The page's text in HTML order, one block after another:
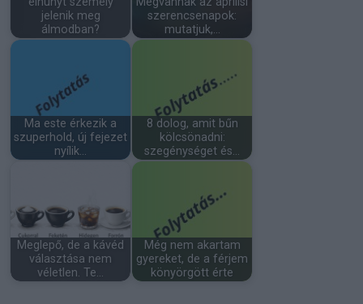
jelenik meg
álmodban?
szerencsenapok:
mutatjuk,…
Ma este érkezik a
szuperhold, új fejezet
nyílik…
8 dolog, amit bűn
kölcsönadni:
szegénységet és…
Meglepő, de a kávéd
választása nem
véletlen. Te…
Még nem akartam
gyereket, de a férjem
könyörgött érte